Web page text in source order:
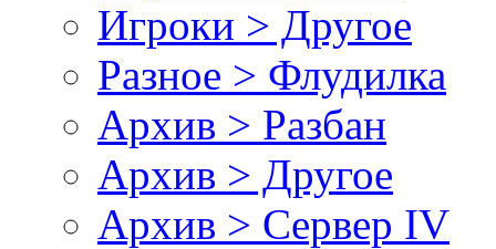
Игроки > Другое
Разное > Флудилка
Архив > Разбан
Архив > Другое
Архив > Сервер IV